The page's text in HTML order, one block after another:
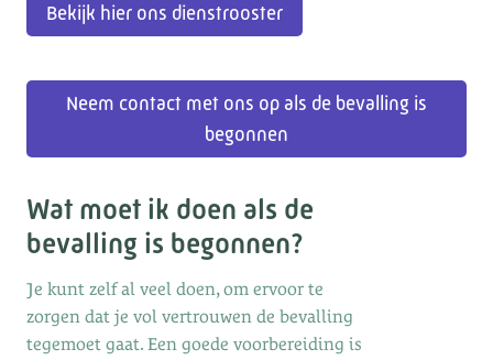
Bekijk hier ons dienstrooster
Neem contact met ons op als de bevalling is
begonnen
Wat moet ik doen als de
bevalling is begonnen?
Je kunt zelf al veel doen, om ervoor te
zorgen dat je vol vertrouwen de bevalling
tegemoet gaat. Een goede voorbereiding is